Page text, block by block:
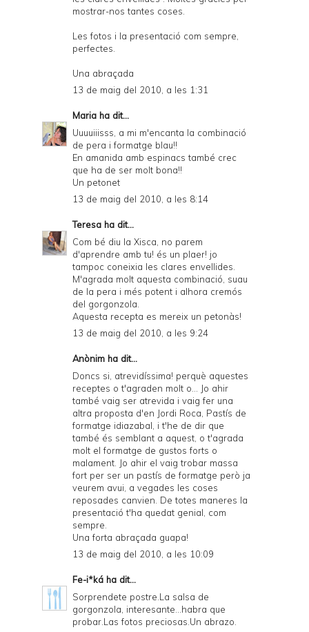
mostrar-nos tantes coses.
Les fotos i la presentació com sempre,
perfectes.
Una abraçada
13 de maig del 2010, a les 1:31
Maria ha dit...
Uuuuiiisss, a mi m'encanta la combinació
de pera i formatge blau!!
En amanida amb espinacs també crec
que ha de ser molt bona!!
Un petonet
13 de maig del 2010, a les 8:14
Teresa ha dit...
Com bé diu la Xisca, no parem
d'aprendre amb tu! és un plaer! jo
tampoc coneixia les clares envellides.
M'agrada molt aquesta combinació, suau
de la pera i més potent i alhora cremós
del gorgonzola.
Aquesta recepta es mereix un petonàs!
13 de maig del 2010, a les 9:24
Anònim ha dit...
Doncs si, atrevidíssima! perquè aquestes
receptes o t'agraden molt o... Jo ahir
també vaig ser atrevida i vaig fer una
altra proposta d'en Jordi Roca, Pastís de
formatge idiazabal, i t'he de dir que
també és semblant a aquest, o t'agrada
molt el formatge de gustos forts o
malament. Jo ahir el vaig trobar massa
fort per ser un pastís de formatge però ja
veurem avui, a vegades les coses
reposades canvien. De totes maneres la
presentació t'ha quedat genial, com
sempre.
Una forta abraçada guapa!
13 de maig del 2010, a les 10:09
Fe-i*ká ha dit...
Sorprendete postre.La salsa de
gorgonzola, interesante...habra que
probar.Las fotos preciosas.Un abrazo.